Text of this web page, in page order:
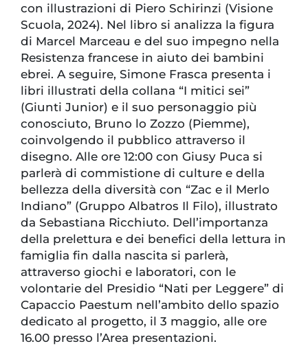
con illustrazioni di Piero Schirinzi (Visione
Scuola, 2024). Nel libro si analizza la figura
di Marcel Marceau e del suo impegno nella
Resistenza francese in aiuto dei bambini
ebrei. A seguire, Simone Frasca presenta i
libri illustrati della collana “I mitici sei”
(Giunti Junior) e il suo personaggio più
conosciuto, Bruno lo Zozzo (Piemme),
coinvolgendo il pubblico attraverso il
disegno. Alle ore 12:00 con Giusy Puca si
parlerà di commistione di culture e della
bellezza della diversità con “Zac e il Merlo
Indiano” (Gruppo Albatros Il Filo), illustrato
da Sebastiana Ricchiuto. Dell’importanza
della prelettura e dei benefici della lettura in
famiglia fin dalla nascita si parlerà,
attraverso giochi e laboratori, con le
volontarie del Presidio “Nati per Leggere” di
Capaccio Paestum nell’ambito dello spazio
dedicato al progetto, il 3 maggio, alle ore
16.00 presso l’Area presentazioni.